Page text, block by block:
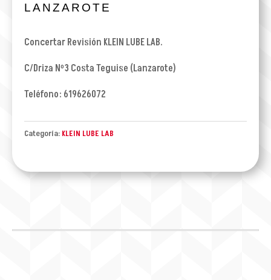
LANZAROTE
Concertar Revisión KLEIN LUBE LAB.
C/Driza Nº3 Costa Teguise (Lanzarote)
Teléfono: 619626072
Categoría: KLEIN LUBE LAB